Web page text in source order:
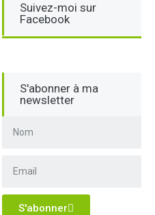
Suivez-moi sur
Facebook
S'abonner à ma
newsletter
S'abonner